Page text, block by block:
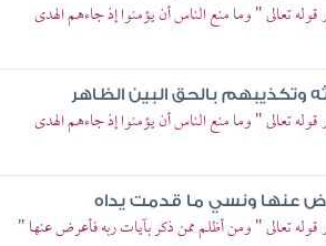
تعالى " وما منع الناس أن يؤمنوا إذ جاءهم الهدى
وتكذيبهم بالحق البين الظاهر
تعالى " وما منع الناس أن يؤمنوا إذ جاءهم الهدى
عنها ونسي ما قدمت يداه
تعالى " ومن أظلم ممن ذكر بآيات ربه فأعرض عنها "